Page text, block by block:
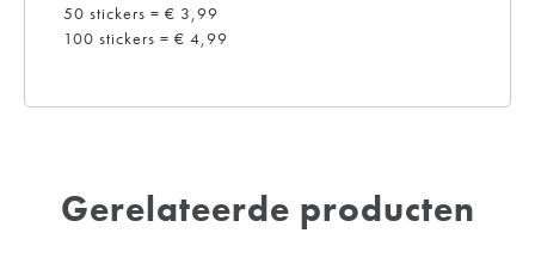
50 stickers = € 3,99
100 stickers = € 4,99
Gerelateerde producten